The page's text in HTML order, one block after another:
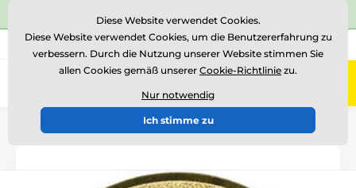
⭐Siehe 504 verifizierte Bewertungen auf
Rufen Sie uns an (Mo-Fr 15-18) +43 676 361 37 22
0
Einführung Logotypen und Embleme
Diese Website verwendet Cookies.
Diese Website verwendet Cookies, um die Benutzererfahrung zu
verbessern. Durch die Nutzung unserer Website stimmen Sie
allen Cookies gemäß unserer Cookie-Richtlinie zu.
Nur notwendig
Ich stimme zu